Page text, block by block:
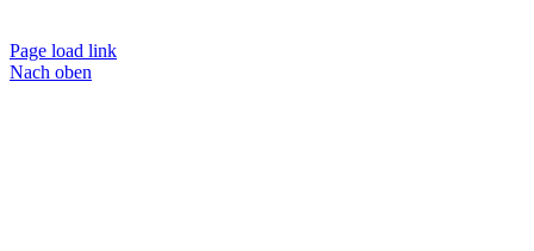
Page load link
Nach oben